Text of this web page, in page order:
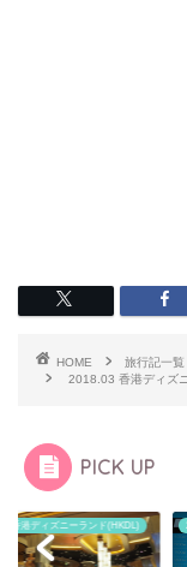
HOME 旅行記一覧
2018.03 香港ディズ
PICK UP
香港ディズニーランド(HKDL)